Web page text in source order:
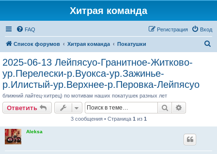
Хитрая команда
FAQ Вход
Регистрация
Список форумов Хитрая команда Покатушки
2025-06-13 Лейпясуо-Гранитное-Житково-
ур.Перелески-р.Вуокса-ур.Зажинье-
р.Илистый-ур.Верхнее-р.Перовка-Лейпясуо
ближний лайтец-хитрец) по мотивам наших покатушек разных лет
Ответить Поиск
3 сообщения • Страница 1 из 1
Aleksa